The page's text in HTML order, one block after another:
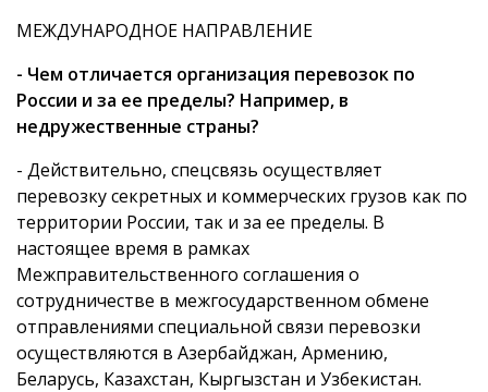
МЕЖДУНАРОДНОЕ НАПРАВЛЕНИЕ
- Чем отличается организация перевозок по
России и за ее пределы? Например, в
недружественные страны?
- Действительно, спецсвязь осуществляет
перевозку секретных и коммерческих грузов как по
территории России, так и за ее пределы. В
настоящее время в рамках
Межправительственного соглашения о
сотрудничестве в межгосударственном обмене
отправлениями специальной связи перевозки
осуществляются в Азербайджан, Армению,
Беларусь, Казахстан, Кыргызстан и Узбекистан.